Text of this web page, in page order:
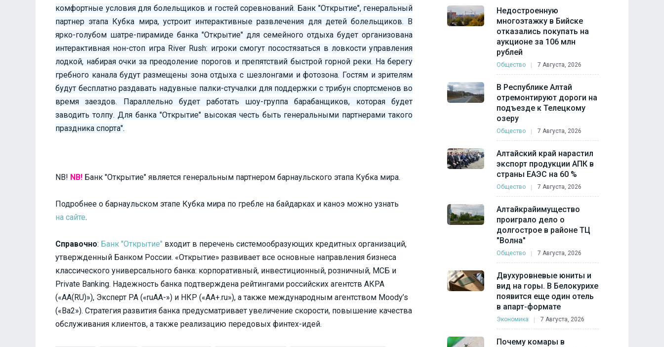
комфортные условия для болельщиков и гостей соревнований. Банк "Открытие", генеральный
партнер этапа Кубка мира, устроит интерактивные развлечения для детей болельщиков. В
ярко-голубом шатре-пирамиде банка "Открытие" для семейного отдыха будет организована
интерактивная нон-стоп игра River Rush: игроки смогут посостязаться в ловкости управления
лодкой, набирая очки за преодоление порогов и препятствий быстрой горной реки. На берегу
гребного канала будут размещены зона отдыха с шезлонгами и фотозона. Гостям и зрителям
будут бесплатно раздавать надувные палки-стучалки для поддержки с трибун спортсменов во
время заездов. Параллельно будет работать шоу-группа барабанщиков, которая будет
заводить толпу. Для банка "Открытие" высокая честь быть генеральными партнерами такого
праздника спорта".
NB! NB! Банк "Открытие" является генеральным партнером барнаульского этапа Кубка мира.
Подробнее о барнаульском этапе Кубка мира по гребле на байдарках и каноэ можно узнать
на сайте.
Справочно: Банк "Открытие" входит в перечень системообразующих кредитных организаций,
утвержденный Банком России. «Открытие» развивает все основные направления бизнеса
классического универсального банка: корпоративный, инвестиционный, розничный, МСБ и
Private Banking. Надежность банка подтверждена рейтингами российских агентств АКРА
(«АА(RU)»), Эксперт РА («ruAA-») и НКР («АA+.ru»), а также международным агентством Moody’s
(«Ba2»). Стратегия развития банка предусматривает увеличение скорости, повышение качества
обслуживания клиентов, а также реализацию передовых финтех-идей.
Недостроенную
многоэтажку в Бийске
отказались покупать на
аукционе за 106 млн
рублей
Общество 7 Августа, 2026
В Республике Алтай
отремонтируют дороги на
подъезде к Телецкому
озеру
Общество 7 Августа, 2026
Алтайский край нарастил
экспорт продукции АПК в
страны ЕАЭС на 60 %
Общество 7 Августа, 2026
Алтайкрайимущество
проиграло дело о
долгострое в районе ТЦ
"Волна"
Общество 7 Августа, 2026
Двухуровневые юниты и
вид на горы. В Белокурихе
появится еще один отель
в апарт-формате
Экономика 7 Августа, 2026
Почему комары в